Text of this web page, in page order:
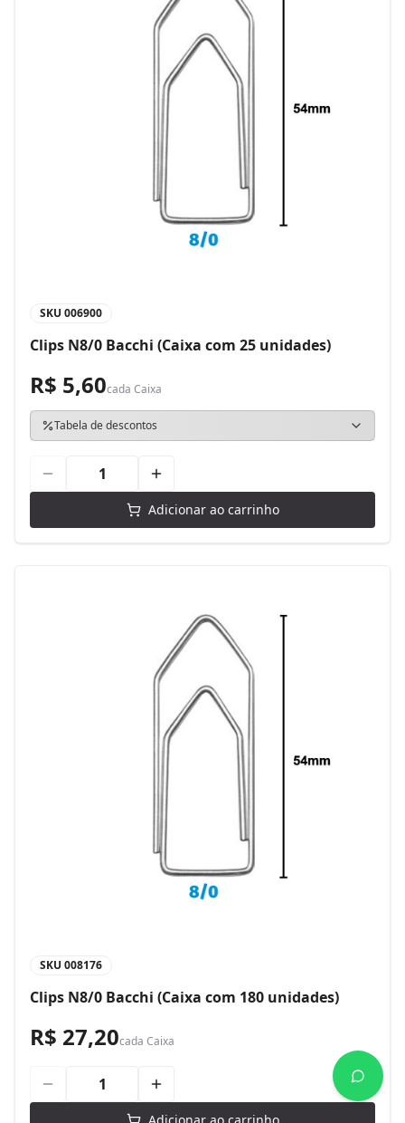
SKU 006900
Clips N8/0 Bacchi (Caixa com 25 unidades)
R$ 5,60cada Caixa
Tabela de descontos
Adicionar ao carrinho
SKU 008176
Clips N8/0 Bacchi (Caixa com 180 unidades)
R$ 27,20cada Caixa